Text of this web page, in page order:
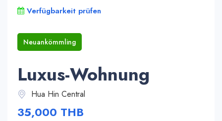
Verfügbarkeit prüfen
Neuankömmling
Luxus-Wohnung
Hua Hin Central
35,000 THB